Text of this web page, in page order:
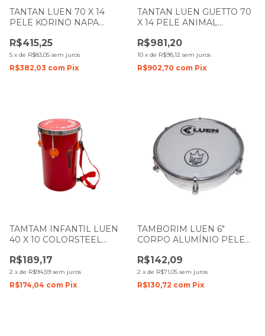
TANTAN LUEN 70 X 14
PELE KORINO NAPA
R$415,25
5 x de R$83,05 sem juros
R$382,03 com Pix
TANTAN LUEN GUETTO 70
X 14 PELE ANIMAL
R$981,20
10 x de R$98,12 sem juros
R$902,70 com Pix
TAMTAM INFANTIL LUEN
40 X 10 COLORSTEEL
VERMELHA
R$189,17
2 x de R$94,59 sem juros
R$174,04 com Pix
TAMBORIM LUEN 6"
CORPO ALUMÍNIO PELE
R$142,09
2 x de R$71,05 sem juros
R$130,72 com Pix